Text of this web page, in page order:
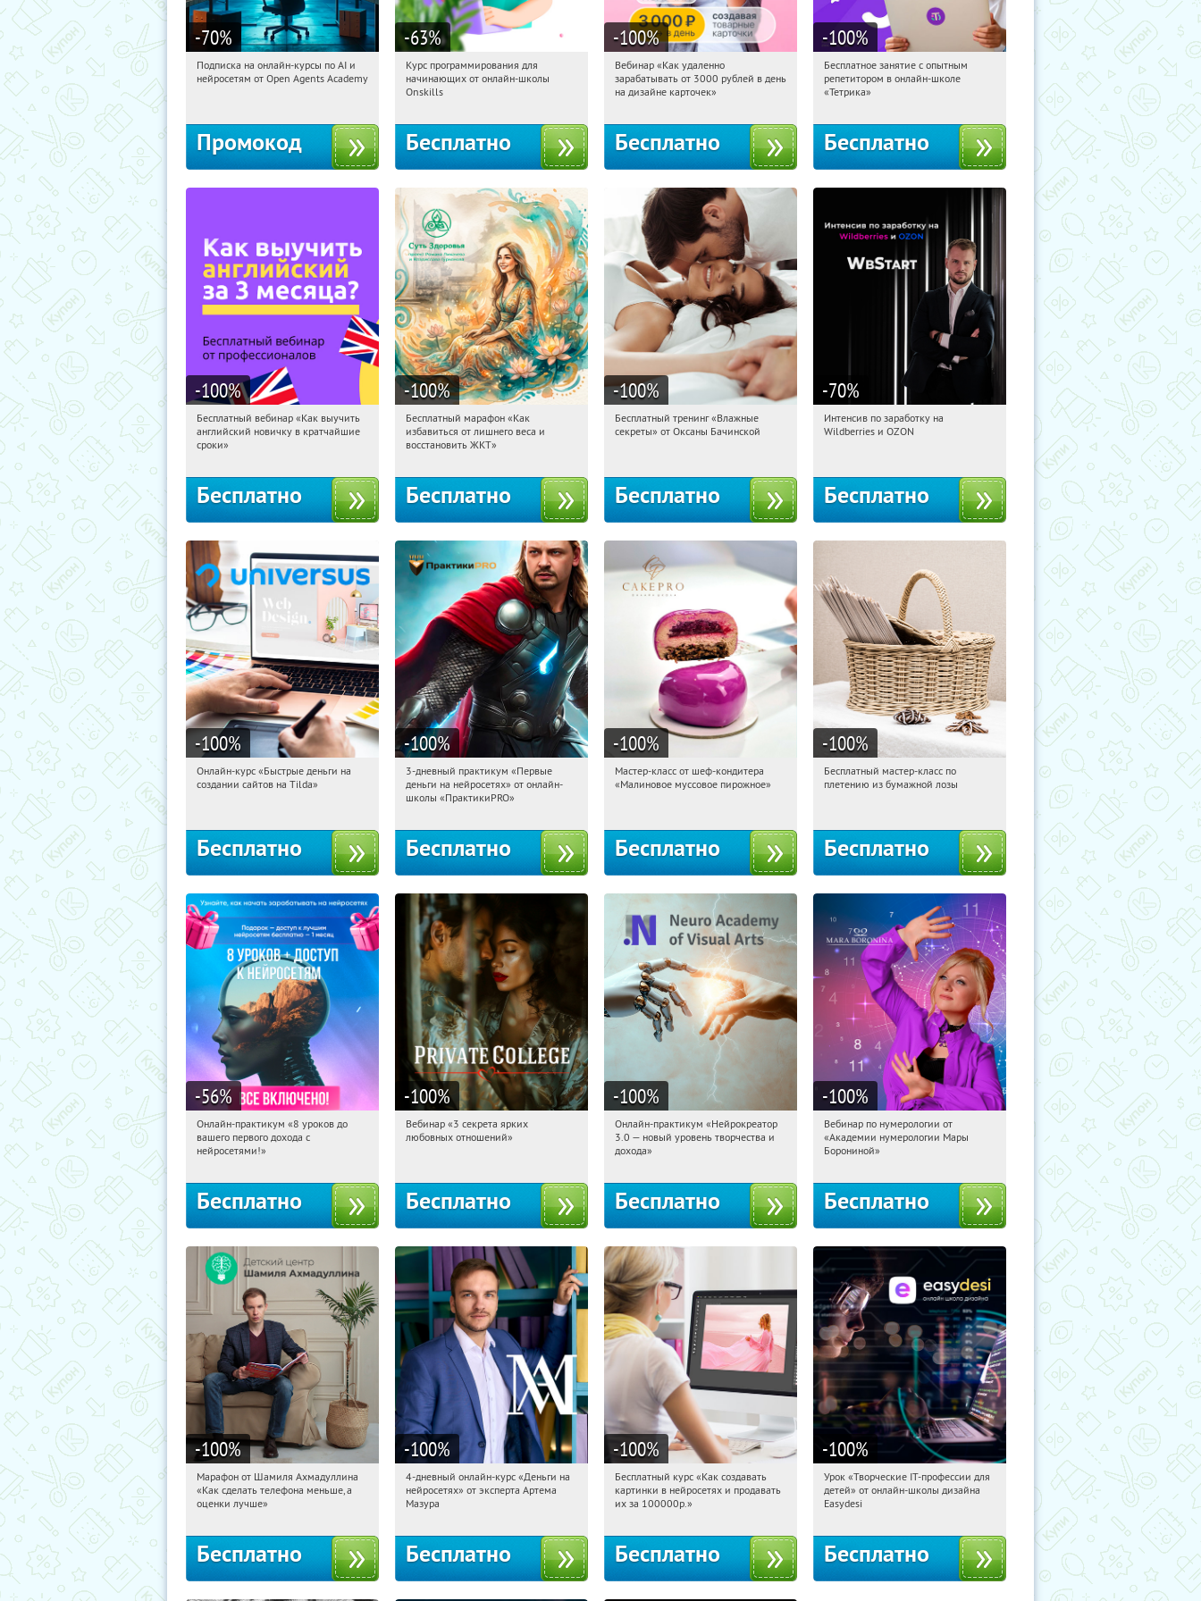
-70%
05:19:11 Получили:
Подписка на онлайн-курсы по AI и
нейросетям от Open Agents Academy
Промокод
-63%
05:19:11 Получили:
Россия
Курс программирования для
начинающих от онлайн-школы
Onskills
Бесплатно
-100%
05:19:11 Получили:
Россия
Вебинар «Как удаленно
зарабатывать от 3000 рублей в день
на дизайне карточек»
Бесплатно
-100%
05:19:11 Получили:
Москва, Россия
Бесплатное занятие с опытным
репетитором в онлайн-школе
«Тетрика»
Бесплатно
-100%
05:19:11 Получили:16
Россия
Бесплатный вебинар «Как выучить
английский новичку в кратчайшие
сроки»
Бесплатно
-100%
05:19:11 Получили:
Россия
Бесплатный марафон «Как
избавиться от лишнего веса и
восстановить ЖКТ»
Бесплатно
-100%
05:19:11 Получили:
Бесплатный тренинг «Влажные
секреты» от Оксаны Бачинской
Бесплатно
-70%
05:19:11 Получили:
Интенсив по заработку на
Wildberries и OZON
Бесплатно
-100%
05:19:11 Получили:
Онлайн-курс «Быстрые деньги на
создании сайтов на Tilda»
Бесплатно
-100%
05:19:11 Получили:
Россия
3-дневный практикум «Первые
деньги на нейросетях» от онлайн-
школы «ПрактикиPRO»
Бесплатно
-100%
05:19:11 Получили:
Мастер-класс от шеф-кондитера
«Малиновое муссовое пирожное»
Бесплатно
-100%
05:19:11 Получили:
Бесплатный мастер-класс по
плетению из бумажной лозы
Бесплатно
-56%
05:19:11 Получили:
Россия
Онлайн-практикум «8 уроков до
вашего первого дохода с
нейросетями!»
Бесплатно
-100%
05:19:11 Получили:
Вебинар «3 секрета ярких
любовных отношений»
Бесплатно
-100%
05:19:11 Получили:20
Россия
Онлайн-практикум «Нейрокреатор
3.0 — новый уровень творчества и
дохода»
Бесплатно
-100%
05:19:11 Получили:
Россия
Вебинар по нумерологии от
«Академии нумерологии Мары
Борониной»
Бесплатно
-100%
05:19:11 Получили:25
Россия
Марафон от Шамиля Ахмадуллина
«Как сделать телефона меньше, а
оценки лучше»
Бесплатно
-100%
05:19:11 Получили: 191
Россия
4-дневный онлайн-курс «Деньги на
нейросетях» от эксперта Артема
Мазура
Бесплатно
-100%
05:19:11 Получили:
Россия
Бесплатный курс «Как создавать
картинки в нейросетях и продавать
их за 100000р.»
Бесплатно
-100%
05:19:11 Получили:53
Россия
Урок «Творческие IT-профессии для
детей» от онлайн-школы дизайна
Easydesi
Бесплатно